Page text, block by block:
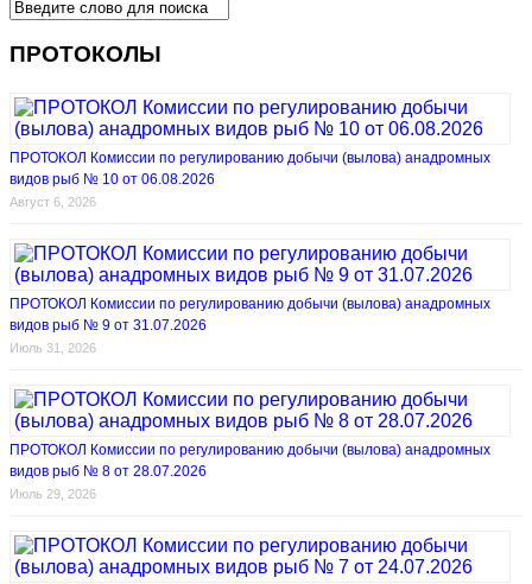
ПРОТОКОЛЫ
ПРОТОКОЛ Комиссии по регулированию добычи (вылова) анадромных
видов рыб № 10 от 06.08.2026
Август 6, 2026
ПРОТОКОЛ Комиссии по регулированию добычи (вылова) анадромных
видов рыб № 9 от 31.07.2026
Июль 31, 2026
ПРОТОКОЛ Комиссии по регулированию добычи (вылова) анадромных
видов рыб № 8 от 28.07.2026
Июль 29, 2026